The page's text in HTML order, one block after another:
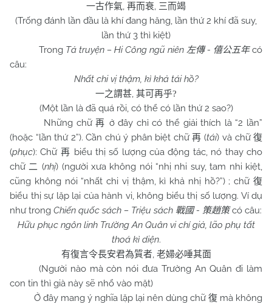
一古作氣, 再而衰, 三而竭
(Trống đánh lần đầu là khí đang hăng, lần thứ 2 khí đã suy,
lần thứ 3 thì kiệt)
Trong Tả truyện – Hi Công ngũ niên 左傳- 僖公五年có
câu:
Nhất chi vị thậm, kì khả tái hồ?
一之謂甚, 其可再乎?
(Một lần là đã quá rồi, có thể có lần thứ 2 sao?)
Những chữ再 ở đây chỉ có thể giải thích là “2 lần”
(hoặc “lần thứ 2”). Cần chú ý phân biệt chữ再 (tái) và chữ復
(phục): Chữ 再 biểu thị số lượng của động tác, nó thay cho
chữ二 (nhị) (người xưa không nói “nhị nhi suy, tam nhi kiệt,
cũng không nói “nhất chi vị thậm, kì khả nhị hồ?”) ; chữ 復
biểu thị sự lặp lại của hành vi, không biểu thị số lượng. Ví dụ
như trong Chiến quốc sách – Triệu sách 戰國- 策趙策có câu:
Hữu phục ngôn linh Trường An Quân vi chí giả, lão phụ tất
thoá kì diện.
有復言令長安君為質者, 老婦必唾其面
(Người nào mà còn nói đưa Trường An Quân đi làm
con tin thì già này sẽ nhổ vào mặt)
Ở đây mang ý nghĩa lặp lại nên dùng chữ復 mà không